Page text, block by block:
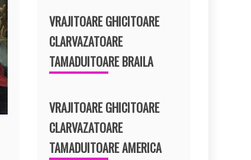
VRAJITOARE GHICITOARE
CLARVAZATOARE
TAMADUITOARE BRAILA
VRAJITOARE GHICITOARE
CLARVAZATOARE
TAMADUITOARE AMERICA